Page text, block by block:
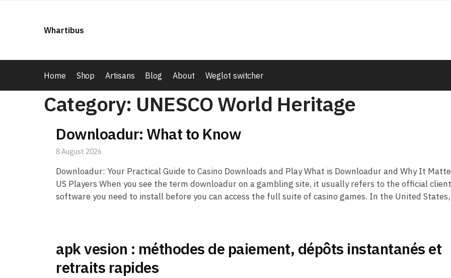
Whartibus
Home Shop Artisans Blog About Weglot switcher
Category: UNESCO World Heritage
Downloadur: What to Know
8 August 2026
Downloadur: Your Practical Guide to Casino Downloads and Play What is Downloadur and Why It
US Players When you see the term downloadur on a gambling site, it usually refers to the official client
software you need to install before you can access the full suite of casino games. In the United
apk vesion : méthodes de paiement, dépôts instantanés et
retraits rapides